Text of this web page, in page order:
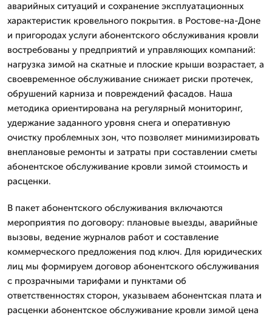
аварийных ситуаций и сохранение эксплуатационных
характеристик кровельного покрытия. в Ростове-на-Доне
и пригородах услуги абонентского обслуживания кровли
востребованы у предприятий и управляющих компаний:
нагрузка зимой на скатные и плоские крыши возрастает, а
своевременное обслуживание снижает риски протечек,
обрушений карниза и повреждений фасадов. Наша
методика ориентирована на регулярный мониторинг,
удержание заданного уровня снега и оперативную
очистку проблемных зон, что позволяет минимизировать
внеплановые ремонты и затраты при составлении сметы
абонентское обслуживание кровли зимой стоимость и
расценки.
В пакет абонентского обслуживания включаются
мероприятия по договору: плановые выезды, аварийные
вызовы, ведение журналов работ и составление
коммерческого предложения под ключ. Для юридических
лиц мы формируем договор абонентского обслуживания
с прозрачными тарифами и пунктами об
ответственностях сторон, указываем абонентская плата и
расценки абонентское обслуживание кровли зимой цена